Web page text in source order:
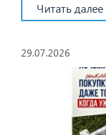
Читать далее
29.07.2026